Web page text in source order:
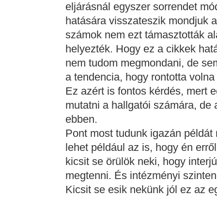
eljárásnál egyszer sorrendet
hatására visszateszik mondjuk
számok nem ezt támasztották
helyezték. Hogy ez a cikkek
nem tudom megmondani, de
a tendencia, hogy rontotta
Ez azért is fontos kérdés, mert
mutatni a hallgatói számára,
ebben.
Pont most tudunk igazán
lehet például az is, hogy én
kicsit se örülök neki, hogy
megtenni. És intézményi
Kicsit se esik nekünk jól ez az